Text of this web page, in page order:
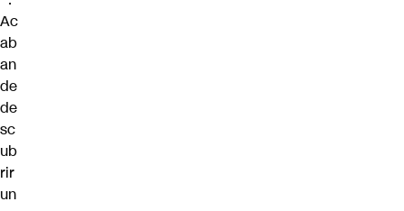
Ac
ab
an
de
de
sc
ub
rir
un